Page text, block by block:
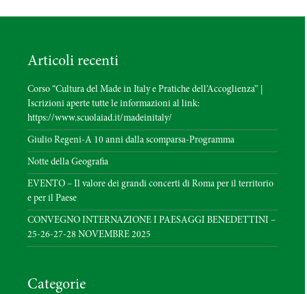
Articoli recenti
Corso “Cultura del Made in Italy e Pratiche dell’Accoglienza” |
Iscrizioni aperte tutte le informazioni al link:
https://www.scuolaiad.it/madeinitaly/
Giulio Regeni-A 10 anni dalla scomparsa-Programma
Notte della Geografia
EVENTO – Il valore dei grandi concerti di Roma per il territorio
e per il Paese
CONVEGNO INTERNAZIONE I PAESAGGI BENEDETTINI –
25-26-27-28 NOVEMBRE 2025
Categorie